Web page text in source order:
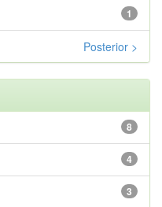
1
Posterior >
8
4
3